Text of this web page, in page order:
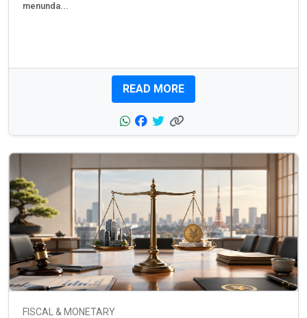
menunda...
READ MORE
FISCAL & MONETARY